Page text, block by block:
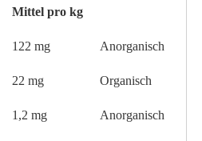
Mittel pro kg
122 mg Anorganisch
22 mg Organisch
1,2 mg Anorganisch